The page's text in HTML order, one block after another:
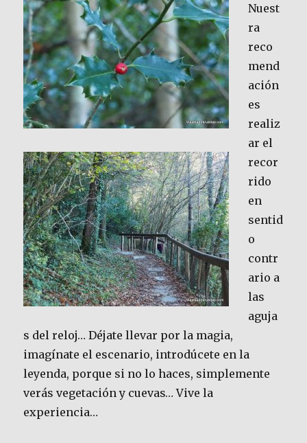
Nuest
ra
reco
mend
ación
es
realiz
ar el
recor
rido
en
sentid
o
contr
ario a
las
aguja
s del reloj… Déjate llevar por la magia,
imagínate el escenario, introdúcete en la
leyenda, porque si no lo haces, simplemente
verás vegetación y cuevas… Vive la
experiencia…